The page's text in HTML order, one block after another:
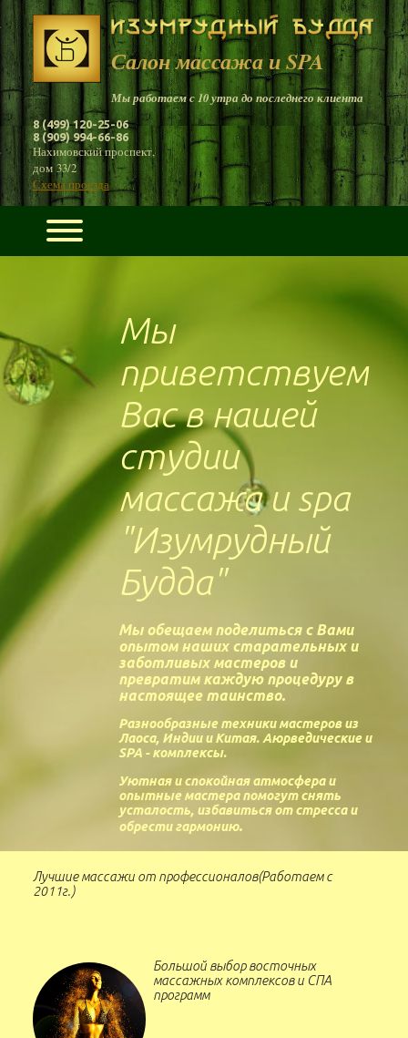
Салон массажа и SPA
Мы работаем с 10 утра до последнего клиента
8 (499) 120-25-06
8 (909) 994-66-86
Нахимовский проспект,
дом 33/2
Схема проезда
Мы
приветствуем
Вас в нашей
студии
массажа и spa
"Изумрудный
Будда"
Мы обещаем поделиться с Вами
опытом наших старательных и
заботливых мастеров и
превратим каждую процедуру в
настоящее таинство.
Разнообразные техники мастеров из
Лаоса, Индии и Китая. Аюрведические и
SPA - комплексы.
Уютная и спокойная атмосфера и
опытные мастера помогут снять
усталость, избавиться от стресса и
обрести гармонию.
Лучшие массажи от профессионалов(Работаем с
2011г.)
Большой выбор восточных
массажных комплексов и СПА
программ